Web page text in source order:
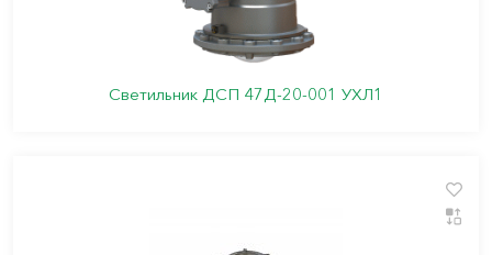
Светильник ДСП 47Д-20-001 УХЛ1